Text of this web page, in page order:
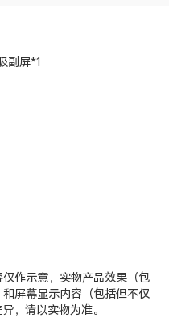
副屏*1
作示意，实物产品效果（包
屏幕显示内容（包括但不仅
，请以实物为准。